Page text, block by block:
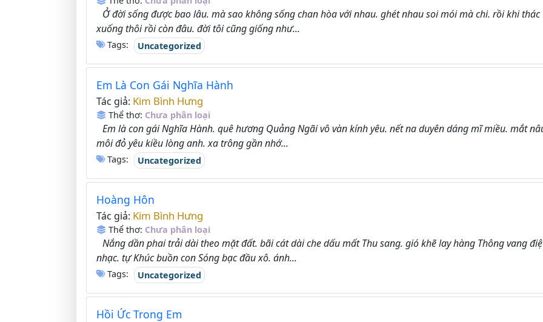
Ở đời sống được bao lâu. mà sao không sống chan hòa với nhau. ghét nhau soi mói mà chi. rồi khi thác
xuống thôi rồi còn đâu. đời tôi cũng giống như...
Tags: Uncategorized
Em Là Con Gái Nghĩa Hành
Tác giả: Kim Bình Hưng
Thể thơ: Chưa phân loại
Em là con gái Nghĩa Hành. quê hương Quảng Ngãi vô vàn kính yêu. nết na duyên dáng mĩ miều. mắt
môi đỏ yêu kiều lòng anh. xa trông gần nhớ...
Tags: Uncategorized
Hoàng Hôn
Tác giả: Kim Bình Hưng
Thể thơ: Chưa phân loại
Nắng dần phai trải dài theo mặt đất. bãi cát dài che dấu mất Thu sang. gió khẽ lay hàng Thông vang
nhạc. tự Khúc buồn con Sóng bạc đầu xô. ánh...
Tags: Uncategorized
Hồi Ức Trong Em